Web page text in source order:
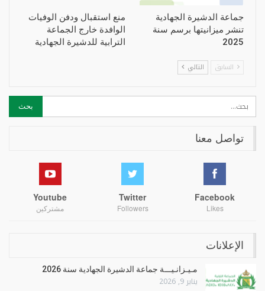
جماعة الدشيرة الجهادية
تنشر ميزانيتها برسم سنة
2025
منع استقبال ودفن الوفيات
الوافدة خارج الجماعة
الترابية للدشيرة الجهادية
السابق التالي
تواصل معنا
Facebook
Likes
Twitter
Followers
Youtube
مشتركين
الإعلانات
مـيـزانـيـــة جماعة الدشيرة الجهادية سنة 2026
يناير 9, 2026